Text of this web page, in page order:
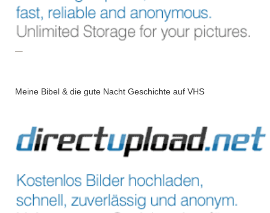
Meine Bibel & die gute Nacht Geschichte auf VHS